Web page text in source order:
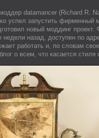
datamancer (Richard R.
успел запустить фирменный
новый моддинг
недели назад, доступен по
работать и, по словам
о всем, что касается стиля